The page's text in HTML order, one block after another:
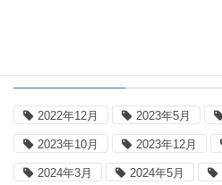
2022年12月 2023年5月
2023年10月 2023年12月
2024年3月 2024年5月